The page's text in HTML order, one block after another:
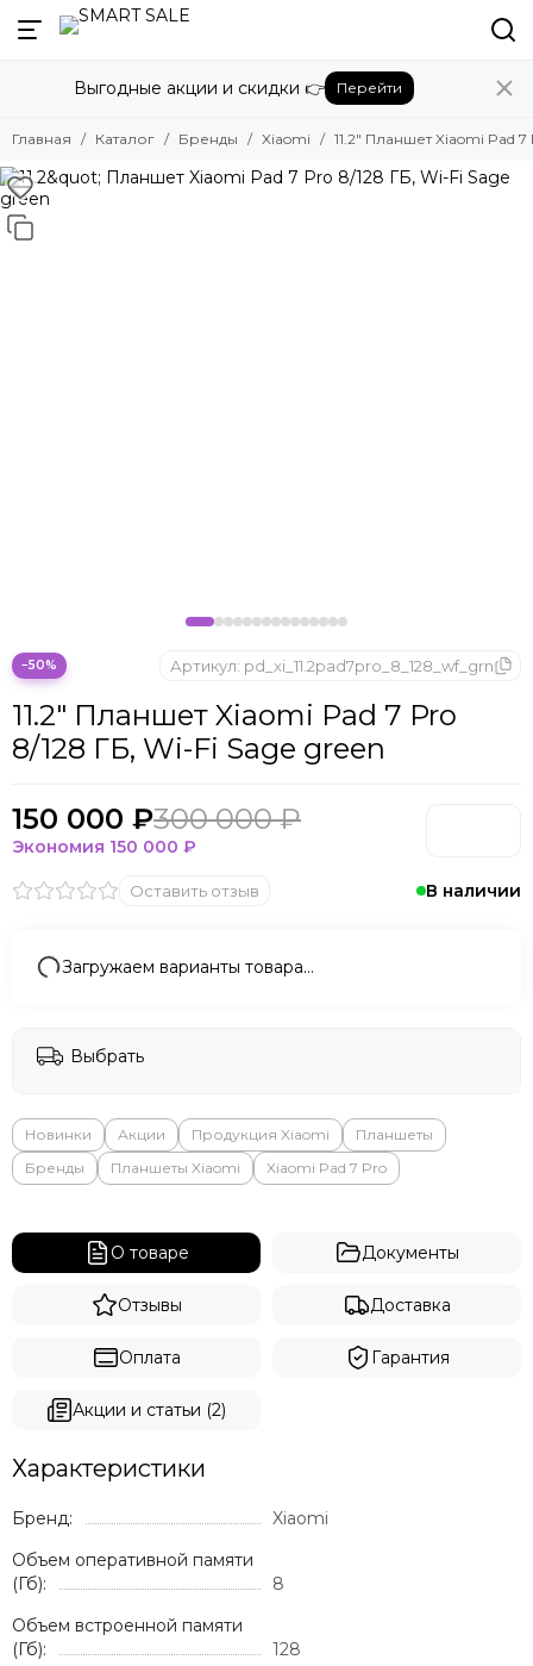
Назад
Бренды
Amazon
Apple
Beats
Bose
ONYX BOOX
Oukitel
Pico
POCO
Sony
Valve
Whoop
ZTE
Выгодные акции и скидки 👉 Перейти
Главная Каталог Бренды Xiaomi 11.2" Планшет Xiaomi Pad
−50%
В наличии
11.2" Планшет Xiaomi Pad 7 Pro
8/128 ГБ, Wi-Fi Sage green
Артикул: pd_xi_11.2pad7pro_8_128_wf_grn
Оставить отзыв
150 000 ₽300 000 ₽
Экономия 150 000 ₽
Загружаем варианты товара…
Выбрать
Новинки Акции Продукция Xiaomi
Планшеты
Бренды
Планшеты Xiaomi Xiaomi Pad 7 Pro
О товаре Документы
Отзывы Доставка
Оплата Гарантия
Акции и статьи (2)
Характеристики
Бренд:
Xiaomi
Объем оперативной памяти
(Гб):
8
Объем встроенной памяти
(Гб):
128